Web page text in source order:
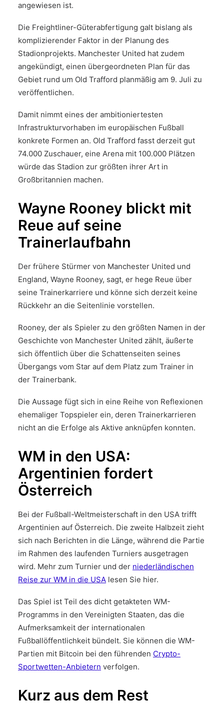
angewiesen ist.
Die Freightliner-Güterabfertigung galt bislang als
komplizierender Faktor in der Planung des
Stadionprojekts. Manchester United hat zudem
angekündigt, einen übergeordneten Plan für das
Gebiet rund um Old Trafford planmäßig am 9. Juli zu
veröffentlichen.
Damit nimmt eines der ambitioniertesten
Infrastrukturvorhaben im europäischen Fußball
konkrete Formen an. Old Trafford fasst derzeit gut
74.000 Zuschauer, eine Arena mit 100.000 Plätzen
würde das Stadion zur größten ihrer Art in
Großbritannien machen.
Wayne Rooney blickt mit
Reue auf seine
Trainerlaufbahn
Der frühere Stürmer von Manchester United und
England, Wayne Rooney, sagt, er hege Reue über
seine Trainerkarriere und könne sich derzeit keine
Rückkehr an die Seitenlinie vorstellen.
Rooney, der als Spieler zu den größten Namen in der
Geschichte von Manchester United zählt, äußerte
sich öffentlich über die Schattenseiten seines
Übergangs vom Star auf dem Platz zum Trainer in
der Trainerbank.
Die Aussage fügt sich in eine Reihe von Reflexionen
ehemaliger Topspieler ein, deren Trainerkarrieren
nicht an die Erfolge als Aktive anknüpfen konnten.
WM in den USA:
Argentinien fordert
Österreich
Bei der Fußball-Weltmeisterschaft in den USA trifft
Argentinien auf Österreich. Die zweite Halbzeit zieht
sich nach Berichten in die Länge, während die Partie
im Rahmen des laufenden Turniers ausgetragen
wird. Mehr zum Turnier und der niederländischen
Reise zur WM in die USA lesen Sie hier.
Das Spiel ist Teil des dicht getakteten WM-
Programms in den Vereinigten Staaten, das die
Aufmerksamkeit der internationalen
Fußballöffentlichkeit bündelt. Sie können die WM-
Partien mit Bitcoin bei den führenden Crypto-
Sportwetten-Anbietern verfolgen.
Kurz aus dem Rest